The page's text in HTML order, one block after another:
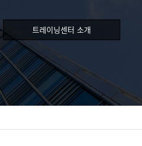
트레이닝센터 소개